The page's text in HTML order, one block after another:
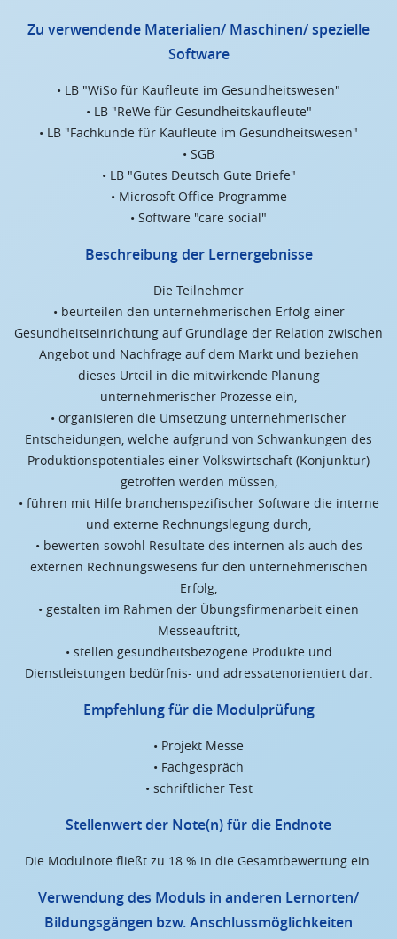
Zu verwendende Materialien/ Maschinen/ spezielle
Software
• LB "WiSo für Kaufleute im Gesundheitswesen"
• LB "ReWe für Gesundheitskaufleute"
• LB "Fachkunde für Kaufleute im Gesundheitswesen"
• SGB
• LB "Gutes Deutsch Gute Briefe"
• Microsoft Office-Programme
• Software "care social"
Beschreibung der Lernergebnisse
Die Teilnehmer
• beurteilen den unternehmerischen Erfolg einer
Gesundheitseinrichtung auf Grundlage der Relation zwischen
Angebot und Nachfrage auf dem Markt und beziehen
dieses Urteil in die mitwirkende Planung
unternehmerischer Prozesse ein,
• organisieren die Umsetzung unternehmerischer
Entscheidungen, welche aufgrund von Schwankungen des
Produktionspotentiales einer Volkswirtschaft (Konjunktur)
getroffen werden müssen,
• führen mit Hilfe branchenspezifischer Software die interne
und externe Rechnungslegung durch,
• bewerten sowohl Resultate des internen als auch des
externen Rechnungswesens für den unternehmerischen
Erfolg,
• gestalten im Rahmen der Übungsfirmenarbeit einen
Messeauftritt,
• stellen gesundheitsbezogene Produkte und
Dienstleistungen bedürfnis- und adressatenorientiert dar.
Empfehlung für die Modulprüfung
• Projekt Messe
• Fachgespräch
• schriftlicher Test
Stellenwert der Note(n) für die Endnote
Die Modulnote fließt zu 18 % in die Gesamtbewertung ein.
Verwendung des Moduls in anderen Lernorten/
Bildungsgängen bzw. Anschlussmöglichkeiten